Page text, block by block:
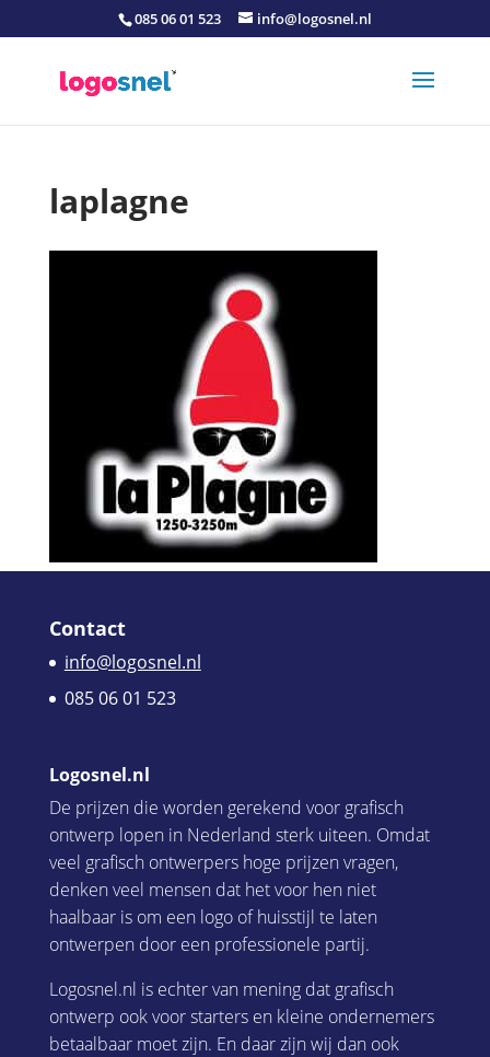
085 06 01 523 info@logosnel.nl
laplagne
Contact
info@logosnel.nl
085 06 01 523
Logosnel.nl
De prijzen die worden gerekend voor grafisch
ontwerp lopen in Nederland sterk uiteen. Omdat
veel grafisch ontwerpers hoge prijzen vragen,
denken veel mensen dat het voor hen niet
haalbaar is om een logo of huisstijl te laten
ontwerpen door een professionele partij.
Logosnel.nl is echter van mening dat grafisch
ontwerp ook voor starters en kleine ondernemers
betaalbaar moet zijn. En daar zijn wij dan ook